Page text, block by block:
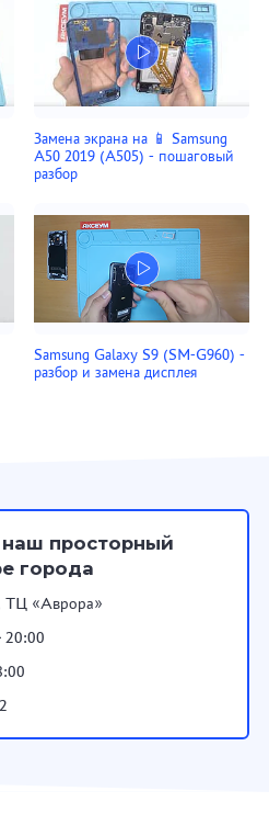
Замена экрана на 📱 Samsung
A50 2019 (A505) - пошаговый
разбор
Samsung Galaxy S9 (SM-G960) -
разбор и замена дисплея
просторный
города
ТЦ «Аврора»